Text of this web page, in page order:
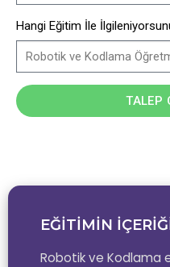
EĞİTİMİN
Robotik ve Kodlama
Hangi Eğitim İle
TALEP